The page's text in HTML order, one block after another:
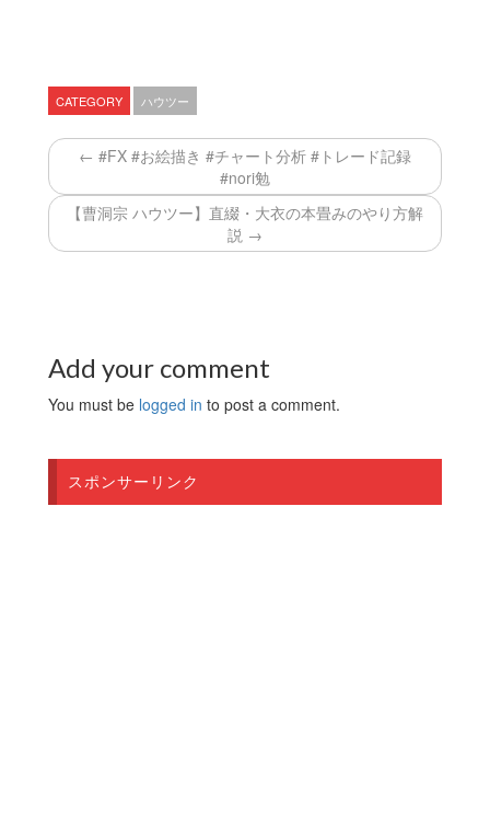
CATEGORY ハウツー
← #FX #お絵描き #チャート分析 #トレード記録
#nori勉
【曹洞宗 ハウツー】直綴・大衣の本畳みのやり方解
説 →
Add your comment
You must be logged in to post a comment.
スポンサーリンク